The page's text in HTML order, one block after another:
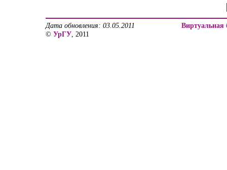
Дата обновления: 03.05.2011
© УрГУ , 2011
Виртуальная